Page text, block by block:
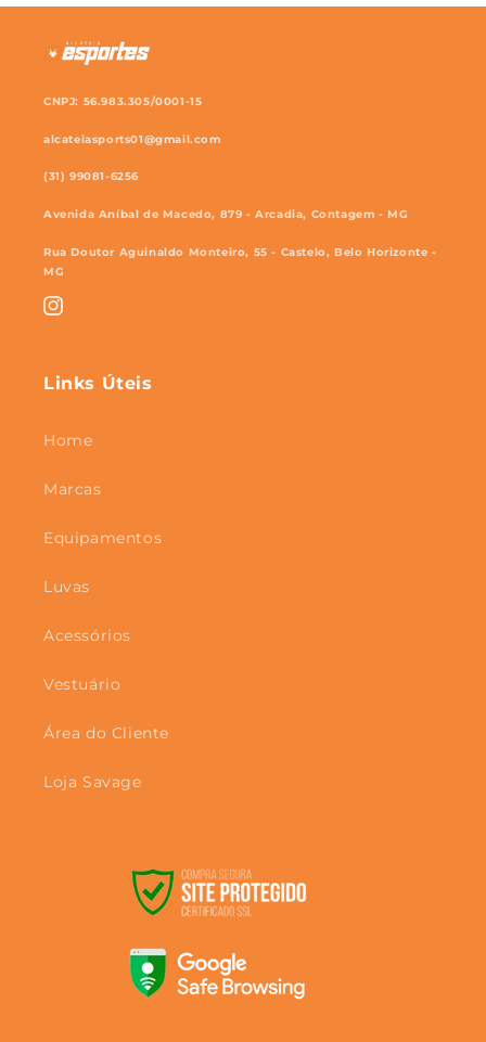
CNPJ: 56.983.305/0001-15
alcateiasports01@gmail.com
(31) 99081-6256
Avenida Aníbal de Macedo, 879 - Arcadia, Contagem - MG
Rua Doutor Aguinaldo Monteiro, 55 - Castelo, Belo Horizonte -
MG
Instagram
Links Úteis
Home
Marcas
Equipamentos
Luvas
Acessórios
Vestuário
Área do Cliente
Loja Savage